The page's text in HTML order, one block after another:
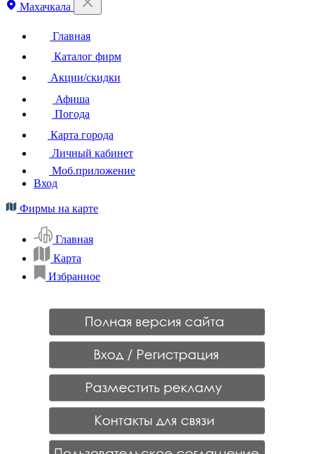
Махачкала
Главная
Каталог фирм
Акции/скидки
Афиша
Погода
Карта города
Личный кабинет
Моб.приложение
Вход
Фирмы на карте
Главная
Карта
Избранное